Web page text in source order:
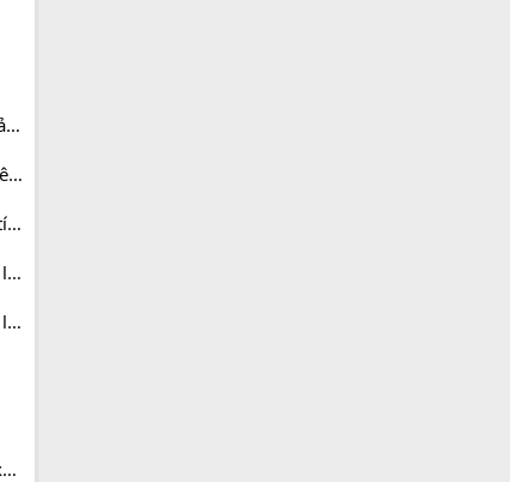
1. Viết một đoạn văn cảm nhận về văn bản “Gió lạnh đầu mùa”
2. Viết một đoạn văn nêu cảm nhận của em về nhân vật người mẹ trong văn bản “Gió lạnh đầu mùa”
3. Viết đoạn văn phân tích nhân vật Sơn trong truyện “Gió lạnh đầu mùa” của Thạch Lam
4. Từ truyện ngắn “Gió lạnh đầu mùa”, em hãy viết đoạn văn cảm nhận về các nhân vật trong văn bản.
5. Từ truyện ngắn “Gió lạnh đầu mùa”, hãy viết đoạn văn nghị luận về tình yêu thương trong cuộc sống
Bài 5: Những nẻo đường xứ sở